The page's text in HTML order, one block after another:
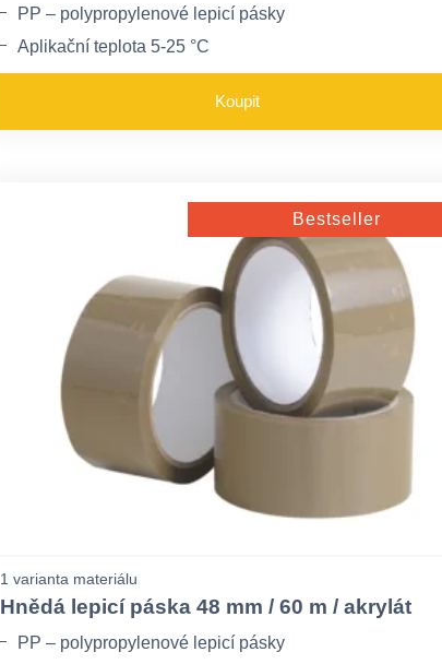
PP – polypropylenové lepicí pásky
Aplikační teplota 5-25 °C
Může ztrácet lepivost pod 5°C
Koupit
Bestseller
1 varianta materiálu
Hnědá lepicí páska 48 mm / 60 m / akrylát
PP – polypropylenové lepicí pásky